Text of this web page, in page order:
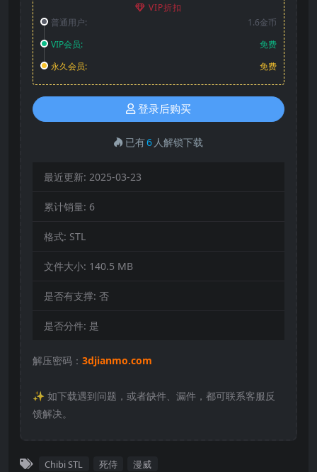
VIP折扣
普通用户:
1.6金币
VIP会员:
免费
永久会员:
免费
登录后购买
已有6 人解锁下载
最近更新: 2025-03-23
累计销量: 6
格式: STL
文件大小: 140.5 MB
是否有支撑: 否
是否分件: 是
解压密码： 3djianmo.com
✨️ 如下载遇到问题，或者缺件、漏件，都可联系客服反
馈解决。
Chibi STL 死侍 漫威